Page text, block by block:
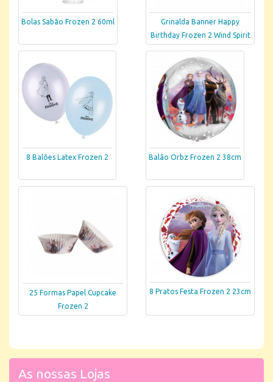
Bolas Sabão Frozen 2 60ml
Grinalda Banner Happy
Birthday Frozen 2 Wind Spirit
8 Balões Latex Frozen 2 Balão Orbz Frozen 2 38cm
25 Formas Papel Cupcake
Frozen 2
8 Pratos Festa Frozen 2 23cm
As nossas Lojas